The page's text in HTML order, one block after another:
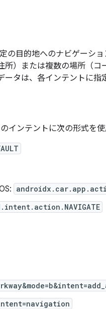
の目的地へのナビゲーシ
）または複数の場所（コ
タは、各インテントに指
インテントに次の形式を使